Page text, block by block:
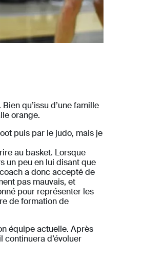
qu’issu d’une famille
orange.
puis par le judo, mais je
au basket. Lorsque
un peu en lui disant que
a donc accepté de
pas mauvais, et
pour représenter les
de formation de
équipe actuelle. Après
continuera d’évoluer